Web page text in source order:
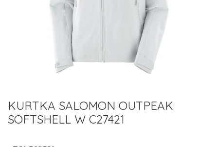
KURTKA SALOMON OUTPEAK
SOFTSHELL W C27421